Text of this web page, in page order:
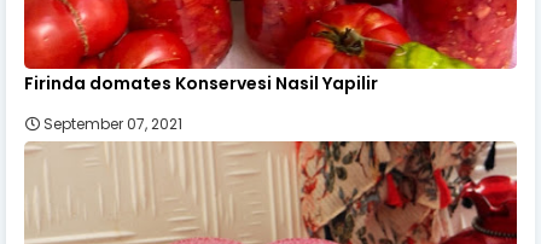
Firinda domates Konservesi Nasil Yapilir
September 07, 2021